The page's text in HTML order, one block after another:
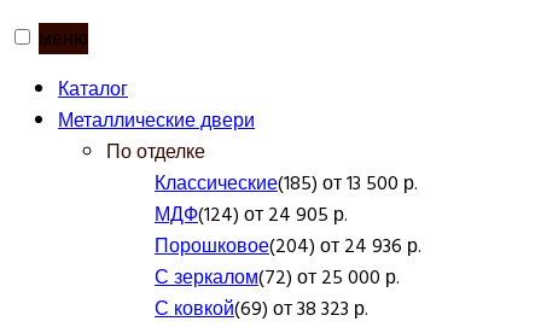
меню
Каталог
Металлические двери
По отделке
Классические(185) от 13 500 р.
МДФ(124) от 24 905 р.
Порошковое(204) от 24 936 р.
С зеркалом(72) от 25 000 р.
С ковкой(69) от 38 323 р.